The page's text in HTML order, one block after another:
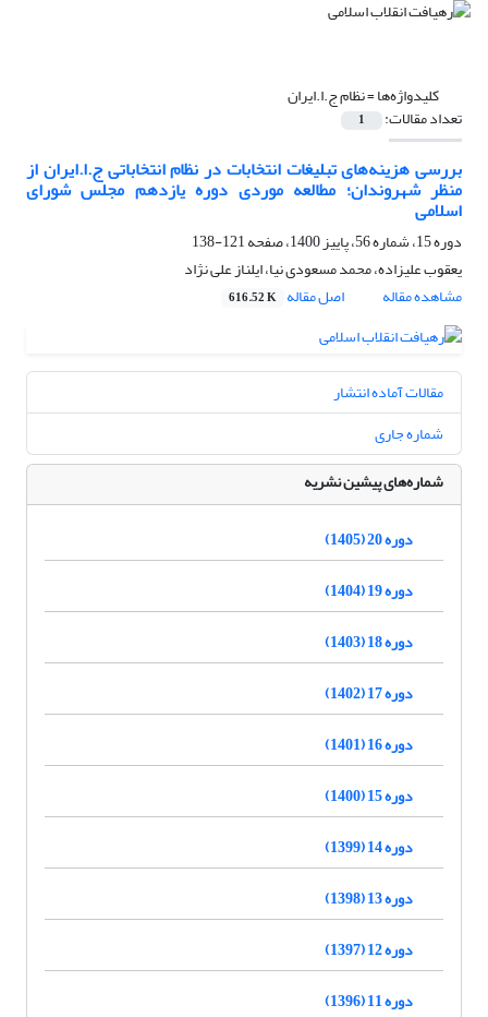
کلیدواژه‌ها =نظام ج.ا.ایران
تعداد مقالات: 1
بررسی هزینه‌های تبلیغات انتخابات در نظام انتخاباتی ج.ا.ایران از
منظر شهروندان؛ مطالعه موردی دوره یازدهم مجلس شورای
اسلامی
دوره 15، شماره 56، پاییز 1400، صفحه
121-138
یعقوب علیزاده، محمد مسعودی نیا، ایلناز علی نژاد
مشاهده مقاله
اصل مقاله 616.52 K
مقالات آماده انتشار
شماره جاری
شماره‌های پیشین نشریه
دوره 20 (1405)
دوره 19 (1404)
دوره 18 (1403)
دوره 17 (1402)
دوره 16 (1401)
دوره 15 (1400)
دوره 14 (1399)
دوره 13 (1398)
دوره 12 (1397)
دوره 11 (1396)